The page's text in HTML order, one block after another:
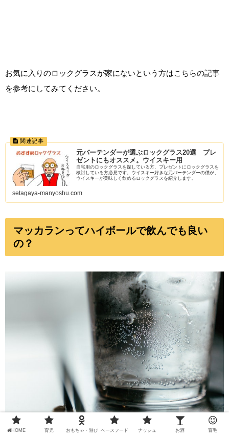
お気に入りのロックグラスが家にないという方はこちらの記事
を参考にしてみてください。
元バーテンダーが選ぶロックグラス20選 プレ
ゼントにもオススメ。ウイスキー用
自宅用のロックグラスを探している方、プレゼントにロックグラスを
検討している方必見です。ウイスキー好きな元バーテンダーの僕が、
ウイスキーが美味しく飲めるロックグラスを紹介します。
setagaya-manyoshu.com
マッカランってハイボールで飲んでも良い
の？
HOME 育児 おもちゃ・遊び ベースフード ナッシュ お酒 育毛